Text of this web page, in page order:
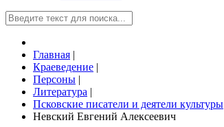
Главная |
Краеведение |
Персоны |
Литература |
Псковские писатели и деятели культуры
Невский Евгений Алексеевич